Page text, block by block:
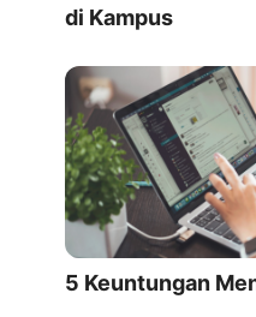
di Kampus
5 Keuntungan